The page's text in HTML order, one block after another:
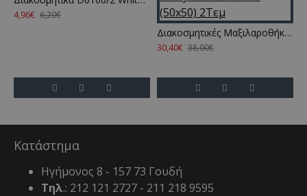
4,96€ 6,20€
Διακοσμητικές Μαξιλαροθήκες Loft Fancy S26 02 Kentia (50x50) 2Τεμ
30,40€ 38,00€
Κατάστημα
Ηγήμονος 8 - 157 73 Γουδή
Τηλ.: 212 121 2727 - 211 218 9595